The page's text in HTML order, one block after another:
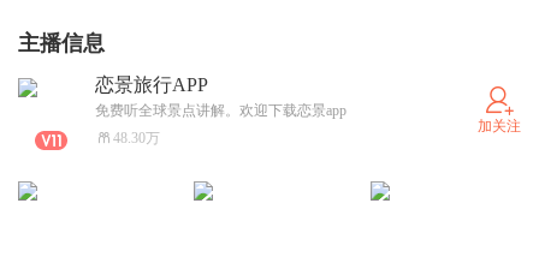
主播信息
恋景旅行APP
免费听全球景点讲解。欢迎下载恋景app
48.30万
加关注